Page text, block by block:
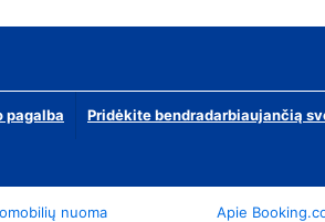
pagalba Pridėkite bendradarbiaujančią
nuoma
Apie